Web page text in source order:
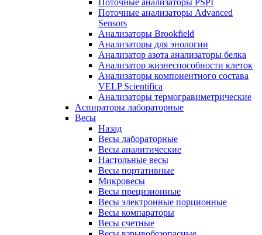
Поточные анализаторы Advanced
Sensors
Анализаторы Brookfield
Анализаторы для энологии
Анализатор азота анализаторы белка
Анализатор жизнеспособности клеток
Анализаторы компонентного состава
VELP Scientifica
Анализаторы термогравиметрические
Аспираторы лабораторные
Весы
Назад
Весы лабораторные
Весы аналитические
Настольные весы
Весы портативные
Микровесы
Весы прецизионные
Весы электронные порционные
Весы компараторы
Весы счетные